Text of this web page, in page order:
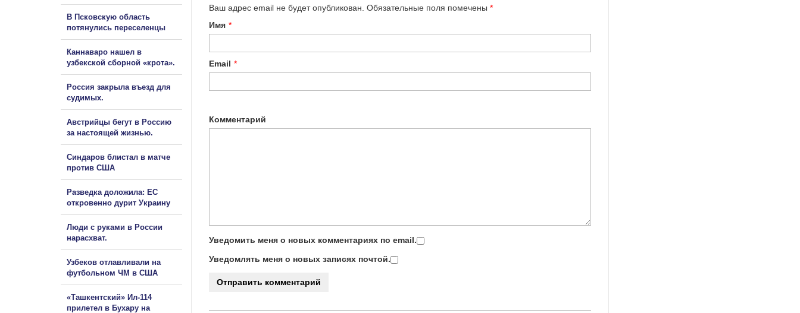
Ваш адрес email не будет опубликован. Обязательные поля помечены *
Имя *
Email *
Комментарий
Уведомить меня о новых комментариях по email.
Уведомлять меня о новых записях почтой.
В Псковскую область
потянулись переселенцы
Каннаваро нашел в
узбекской сборной «крота».
Россия закрыла въезд для
судимых.
Австрийцы бегут в Россию
за настоящей жизнью.
Синдаров блистал в матче
против США
Разведка доложила: ЕС
откровенно дурит Украину
Люди с руками в России
нарасхват.
Узбеков отлавливали на
футбольном ЧМ в США
«Ташкентский» Ил-114
прилетел в Бухару на